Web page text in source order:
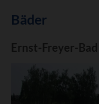
Bäder
Ernst-Freyer-